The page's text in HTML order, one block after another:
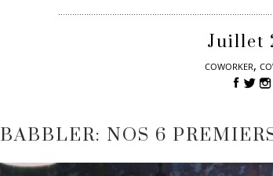
Juillet
COWORKER,
BABBLER: NOS 6